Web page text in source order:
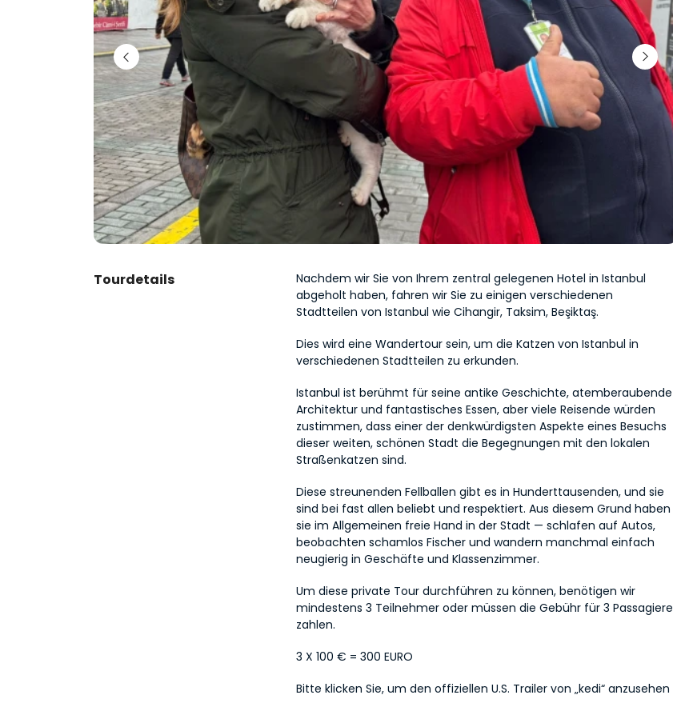
Tourdetails
Nachdem wir Sie von Ihrem zentral gelegenen Hotel in Istanbul
abgeholt haben, fahren wir Sie zu einigen verschiedenen
Stadtteilen von Istanbul wie Cihangir, Taksim, Beşiktaş.
Dies wird eine Wandertour sein, um die Katzen von Istanbul in
verschiedenen Stadtteilen zu erkunden.
Istanbul ist berühmt für seine antike Geschichte, atemberaubende
Architektur und fantastisches Essen, aber viele Reisende würden
zustimmen, dass einer der denkwürdigsten Aspekte eines Besuchs
dieser weiten, schönen Stadt die Begegnungen mit den lokalen
Straßenkatzen sind.
Diese streunenden Fellballen gibt es in Hunderttausenden, und sie
sind bei fast allen beliebt und respektiert. Aus diesem Grund haben
sie im Allgemeinen freie Hand in der Stadt — schlafen auf Autos,
beobachten schamlos Fischer und wandern manchmal einfach
neugierig in Geschäfte und Klassenzimmer.
Um diese private Tour durchführen zu können, benötigen wir
mindestens 3 Teilnehmer oder müssen die Gebühr für 3 Passagiere
zahlen.
3 X 100 € = 300 EURO
Bitte klicken Sie, um den offiziellen U.S. Trailer von „kedi“ anzusehen